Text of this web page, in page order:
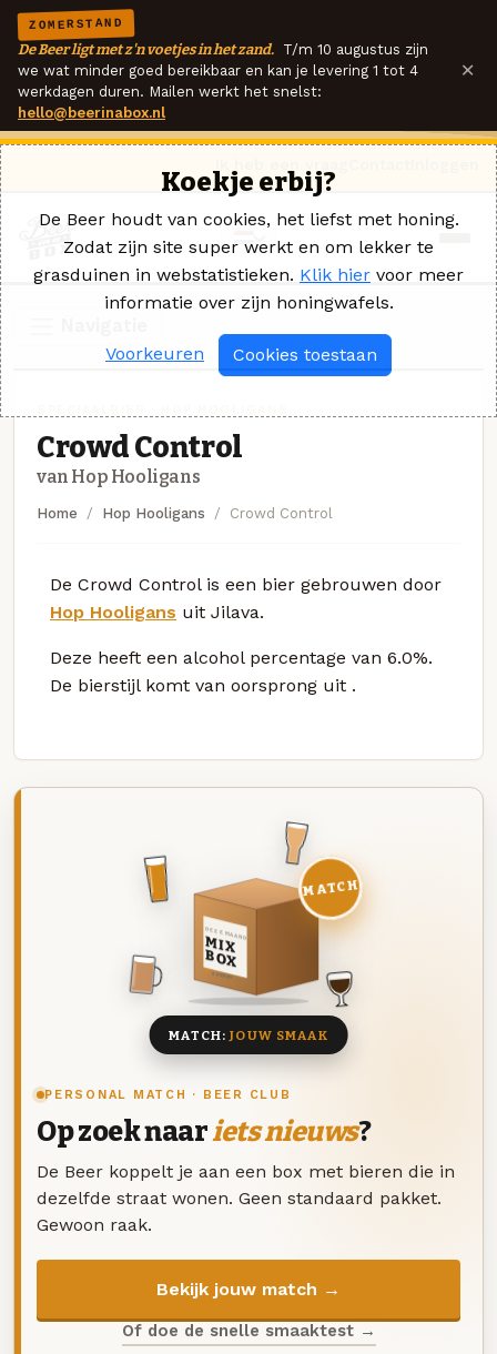
ZOMERSTAND
De Beer ligt met z'n voetjes in het zand. T/m 10 augustus zijn
we wat minder goed bereikbaar en kan je levering 1 tot 4
werkdagen duren. Mailen werkt het snelst:
hello@beerinabox.nl
×
Crowd Control
van Hop Hooligans
Home Hop Hooligans Crowd Control
De Crowd Control is een bier gebrouwen door
Hop Hooligans uit Jilava.
Deze heeft een alcohol percentage van 6.0%.
De bierstijl komt van oorsprong uit .
PERSONAL MATCH · BEER CLUB
Op zoek naariets nieuws?
De Beer koppelt je aan een box met bieren die in
dezelfde straat wonen. Geen standaard pakket.
Gewoon raak.
Bekijk jouw match →
Of doe de snelle smaaktest →
DEZE MAAND
MIX
BOX
8 BIEREN
MATCH
MATCH:JOUW SMAAK
Koekje erbij?
De Beer houdt van cookies, het liefst met honing.
Zodat zijn site super werkt en om lekker te
grasduinen in webstatistieken. Klik hier voor meer
informatie over zijn honingwafels.
Voorkeuren Cookies toestaan